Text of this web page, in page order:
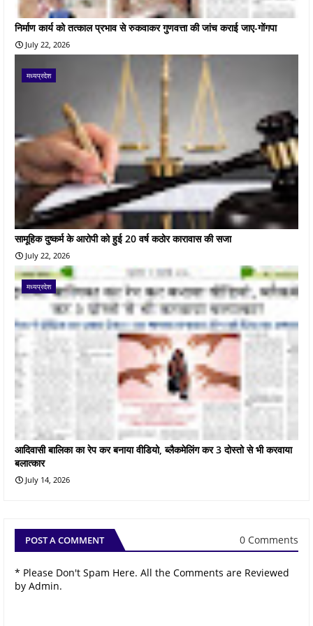
निर्माण कार्य को तत्काल प्रभाव से रुकवाकर गुणवत्ता की जांच कराई जाए-गोंगपा
July 22, 2026
मध्यप्रदेश
सामूहिक दुष्कर्म के आरोपी को हुई 20 वर्ष कठोर कारावास की सजा
July 22, 2026
मध्यप्रदेश
आदिवासी बालिका का रेप कर बनाया वीडियो, ब्लैकमेलिंग कर 3 दोस्तो से भी करवाया
बलात्कार
July 14, 2026
POST A COMMENT 0 Comments
* Please Don't Spam Here. All the Comments are Reviewed
by Admin.